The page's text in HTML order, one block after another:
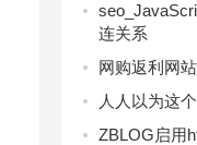
连关系
网购返利网
人人以为这
ZBLOG启用